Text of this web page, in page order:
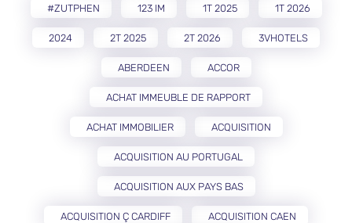
#ZUTPHEN 123 IM 1T 2025 1T 2026
2024 2T 2025 2T 2026 3VHOTELS
ABERDEEN ACCOR
ACHAT IMMEUBLE DE RAPPORT
ACHAT IMMOBILIER ACQUISITION
ACQUISITION AU PORTUGAL
ACQUISITION AUX PAYS BAS
ACQUISITION Ç CARDIFF ACQUISITION CAEN